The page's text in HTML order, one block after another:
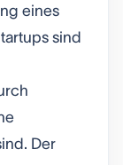
eines
sind
Der